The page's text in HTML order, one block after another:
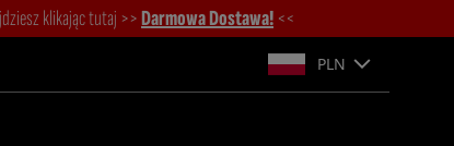
klikając tutaj >>Darmowa Dostawa! <<
PLN